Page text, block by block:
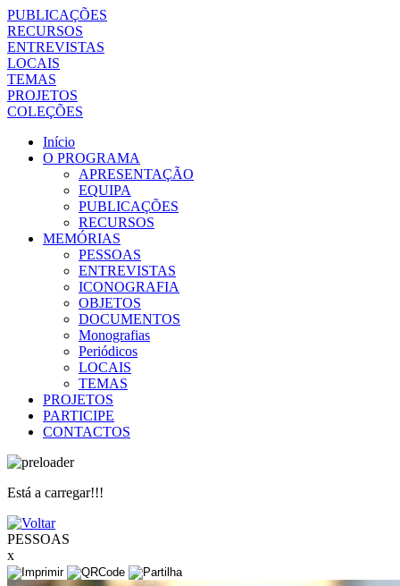
PUBLICAÇÕES
RECURSOS
ENTREVISTAS
LOCAIS
TEMAS
PROJETOS
COLEÇÕES
Início
O PROGRAMA
APRESENTAÇÃO
EQUIPA
PUBLICAÇÕES
RECURSOS
MEMÓRIAS
PESSOAS
ENTREVISTAS
ICONOGRAFIA
OBJETOS
DOCUMENTOS
Monografias
Periódicos
LOCAIS
TEMAS
PROJETOS
PARTICIPE
CONTACTOS
Está a carregar!!!
PESSOAS
x